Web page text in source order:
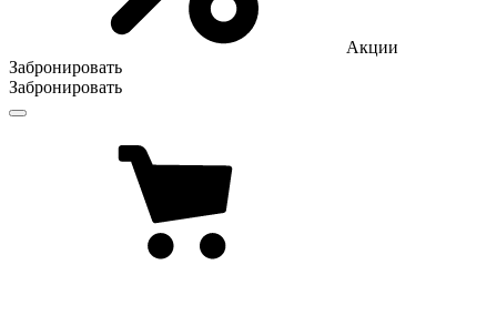
Акции
Забронировать
Забронировать